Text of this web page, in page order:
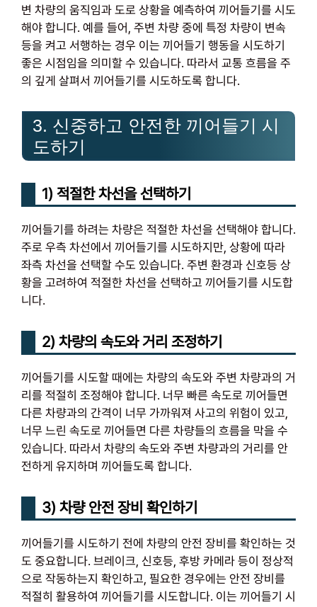
변 차량의 움직임과 도로 상황을 예측하여 끼어들기를 시도
해야 합니다. 예를 들어, 주변 차량 중에 특정 차량이 변속
등을 켜고 서행하는 경우 이는 끼어들기 행동을 시도하기
좋은 시점임을 의미할 수 있습니다. 따라서 교통 흐름을 주
의 깊게 살펴서 끼어들기를 시도하도록 합니다.
3. 신중하고 안전한 끼어들기 시
도하기
1) 적절한 차선을 선택하기
끼어들기를 하려는 차량은 적절한 차선을 선택해야 합니다.
주로 우측 차선에서 끼어들기를 시도하지만, 상황에 따라
좌측 차선을 선택할 수도 있습니다. 주변 환경과 신호등 상
황을 고려하여 적절한 차선을 선택하고 끼어들기를 시도합
니다.
2) 차량의 속도와 거리 조정하기
끼어들기를 시도할 때에는 차량의 속도와 주변 차량과의 거
리를 적절히 조정해야 합니다. 너무 빠른 속도로 끼어들면
다른 차량과의 간격이 너무 가까워져 사고의 위험이 있고,
너무 느린 속도로 끼어들면 다른 차량들의 흐름을 막을 수
있습니다. 따라서 차량의 속도와 주변 차량과의 거리를 안
전하게 유지하며 끼어들도록 합니다.
3) 차량 안전 장비 확인하기
끼어들기를 시도하기 전에 차량의 안전 장비를 확인하는 것
도 중요합니다. 브레이크, 신호등, 후방 카메라 등이 정상적
으로 작동하는지 확인하고, 필요한 경우에는 안전 장비를
적절히 활용하여 끼어들기를 시도합니다. 이는 끼어들기 시